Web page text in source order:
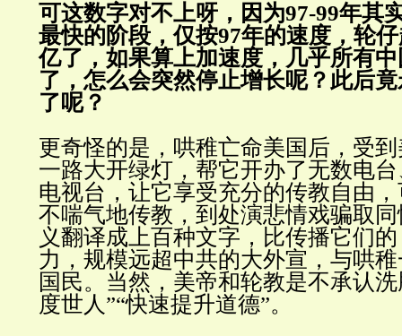
可这数字对不上呀，因为97-99年其
最快的阶段，仅按97年的速度，轮
亿了，如果算上加速度，几乎所有
了，怎么会突然停止增长呢？此后
了呢？
更奇怪的是，哄稚亡命美国后，受
一路大开绿灯，帮它开办了无数电
电视台，让它享受充分的传教自由
不喘气地传教，到处演悲情戏骗取
义翻译成上百种文字，比传播它们
力，规模远超中共的大外宣，与哄
国民。当然，美帝和轮教是不承认
度世人”“快速提升道德”。